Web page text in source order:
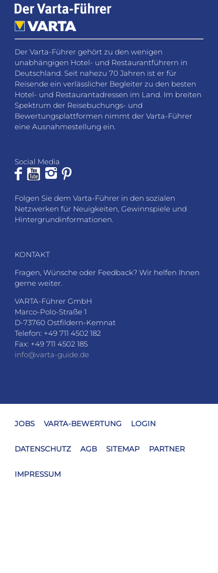
Der Varta-Führer gehört zu den wenigen
unabhängigen Hotel- und Restaurantführern in
Deutschland. Seit nahezu 70 Jahren ist er für
Reisende ein verlässlicher Begleiter zu den besten
Hotel- und Restaurantadressen im Land. Im breiten
Spektrum der Reisebuchungs- und
Bewertungsplattformen nimmt der Varta-Führer
eine Ausnahmestellung ein.
Social Media
Folgen Sie dem Varta-Führer in den sozialen
Netzwerken für Neuigkeiten, Gewinnspiele und
Hintergrundinformationen.
KONTAKT
Fragen, Wünsche oder Feedback? Wir helfen Ihnen
gerne weiter.
VARTA-Führer GmbH
Marco-Polo-Straße 1
D-73760 Ostfildern-Kemnat
Telefon: +49 711 4502 182
Fax: +49 711 4502 185
info@varta-guide.de
JOBS VARTA-BEWERTUNG LOGIN
DATENSCHUTZ AGB SITEMAP PARTNER
IMPRESSUM